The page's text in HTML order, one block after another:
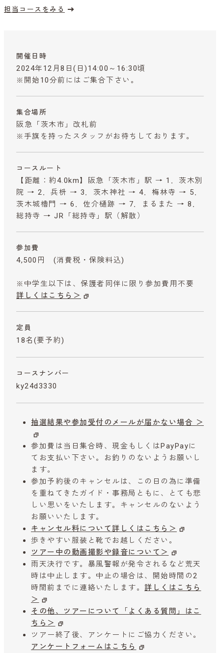
担当コースをみる
開催日時
2024年12月8日(日)14:00～16:30頃
※開始10分前にはご集合下さい。
集合場所
阪急「茨木市」改札前
※手旗を持ったスタッフがお待ちしております。
コースルート
【距離：約4.0km】阪急「茨木市」駅 → 1．茨木別
院 → 2．兵枡 → 3．茨木神社 → 4．梅林寺 → 5．
茨木城櫓門 → 6．佐介樋跡 → 7．まるまた → 8．
総持寺 → JR「総持寺」駅（解散）
参加費
4,500円 (消費税・保険料込)
※中学生以下は、保護者同伴に限り参加費用不要
詳しくはこちら＞
定員
18名(要予約)
コースナンバー
ky24d3330
抽選結果や参加受付のメールが届かない場合 ＞
参加費は当日集合時、現金もしくはPayPayに
てお支払い下さい。お釣りのないようお願いし
ます。
参加予約後のキャンセルは、この日の為に準備
を重ねてきたガイド・事務局ともに、とても悲
しい思いをいたします。キャンセルのないよう
お願いいたします。
キャンセル料について詳しくはこちら＞
歩きやすい服装と靴でお越しください。
ツアー中の動画撮影や録音について＞
雨天決行です。暴風警報が発令されるなど荒天
時は中止します。中止の場合は、開始時間の2
時間前までに連絡いたします。 詳しくはこちら
＞
その他、ツアーについて「よくある質問」はこ
ちら＞
ツアー終了後、アンケートにご協力ください。
アンケートフォームはこちら